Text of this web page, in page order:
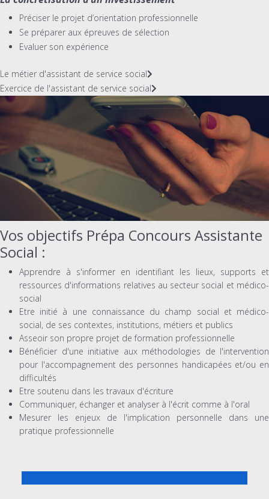
Préciser le projet d’orientation professionnelle
Se préparer aux épreuves de sélection
Evaluer son expérience
Le métier d'assistant de service social
Exercice de l'assistant de service social
Vos objectifs Prépa Concours Assistante
Social :
Apprendre à s'informer en identifiant les lieux, supports et
ressources d'informations relatives au secteur social et médico-
social
Etre initié à une connaissance du champ social et médico-
social, de ses contextes, institutions, métiers et publics
Asseoir son propre projet de formation professionnelle
Bénéficier d'une initiative aux méthodologies de l'intervention
pour l'accompagnement des personnes handicapées et/ou en
difficultés
Etre soutenu dans les travaux d'écriture
Communiquer, échanger et analyser à l'écrit comme à l'oral
Mesurer les enjeux de l'implication personnelle dans une
pratique professionnelle